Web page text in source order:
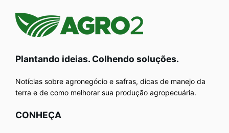
Plantando ideias. Colhendo soluções.
Notícias sobre agronegócio e safras, dicas de manejo da
terra e de como melhorar sua produção agropecuária.
CONHEÇA